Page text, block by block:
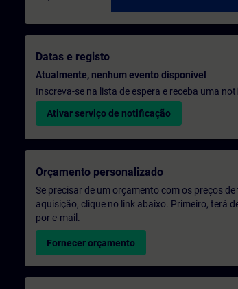
Datas e registo
Atualmente, nenhum evento disponível
Inscreva-se na lista de espera e receba uma
Ativar serviço de notificação
Orçamento personalizado
Se precisar de um orçamento com os preços
aquisição, clique no link abaixo. Primeiro, terá
por e-mail.
Fornecer orçamento